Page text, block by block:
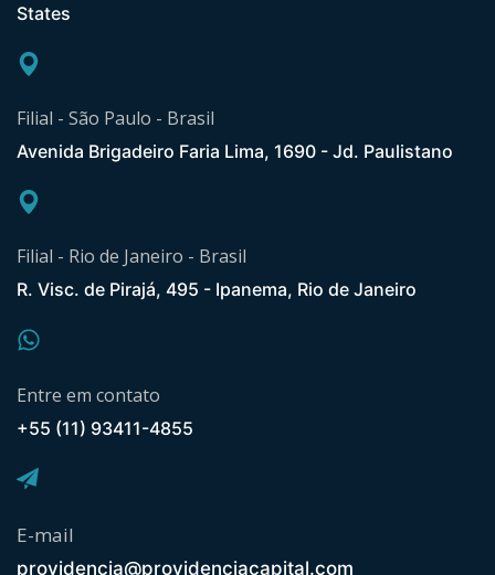
States
Filial - São Paulo - Brasil
Avenida Brigadeiro Faria Lima, 1690 - Jd. Paulistano
Filial - Rio de Janeiro - Brasil
R. Visc. de Pirajá, 495 - Ipanema, Rio de Janeiro
Entre em contato
+55 (11) 93411-4855
E-mail
providencia@providenciacapital.com